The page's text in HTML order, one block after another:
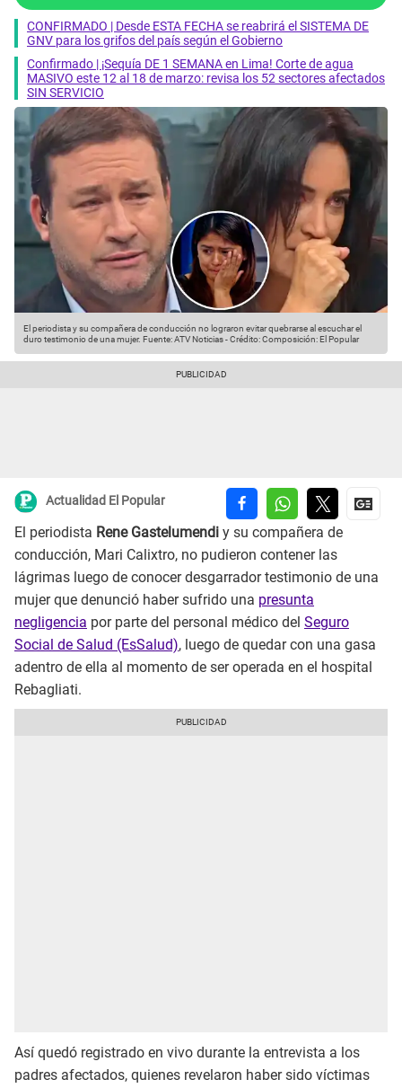
CONFIRMADO | Desde ESTA FECHA se reabrirá el SISTEMA DE
GNV para los grifos del país según el Gobierno
Confirmado | ¡Sequía DE 1 SEMANA en Lima! Corte de agua
MASIVO este 12 al 18 de marzo: revisa los 52 sectores afectados
SIN SERVICIO
El periodista y su compañera de conducción no lograron evitar quebrarse al escuchar el
duro testimonio de una mujer. Fuente: ATV Noticias-Crédito: Composición: El Popular
Actualidad El Popular
El periodista Rene Gastelumendi y su compañera de
conducción, Mari Calixtro, no pudieron contener las
lágrimas luego de conocer desgarrador testimonio de una
mujer que denunció haber sufrido una presunta
negligencia por parte del personal médico del Seguro
Social de Salud (EsSalud), luego de quedar con una gasa
adentro de ella al momento de ser operada en el hospital
Rebagliati.
Así quedó registrado en vivo durante la entrevista a los
padres afectados, quienes revelaron haber sido víctimas